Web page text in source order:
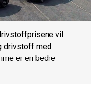
vil
drivstoff med
er en bedre